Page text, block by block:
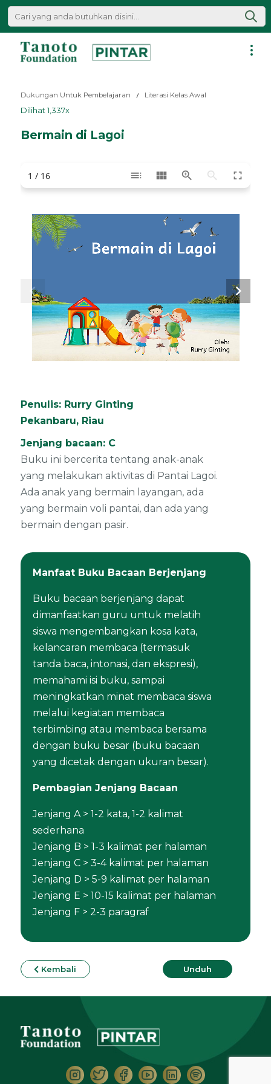
Lewati
|
Tanoto
Dukungan Untuk Pembelajaran Literasi Kelas Awal
Dilihat 1,337x
Bermain di Lagoi
Oleh:
Rurry Ginting
Bermain di Lagoi
chevron_right
chevron_left
toc view_module
1 / 16 zoom_in zoom_out fullscreen
Penulis: Rurry Ginting
Pekanbaru, Riau
Jenjang bacaan: C
Buku ini bercerita tentang anak-anak
yang melakukan aktivitas di Pantai Lagoi.
Ada anak yang bermain layangan, ada
yang bermain voli pantai, dan ada yang
bermain dengan pasir.
Manfaat Buku Bacaan Berjenjang
Buku bacaan berjenjang dapat
dimanfaatkan guru untuk melatih
siswa mengembangkan kosa kata,
kelancaran membaca (termasuk
tanda baca, intonasi, dan ekspresi),
memahami isi buku, sampai
meningkatkan minat membaca siswa
melalui kegiatan membaca
terbimbing atau membaca bersama
dengan buku besar (buku bacaan
yang dicetak dengan ukuran besar).
Pembagian Jenjang Bacaan
Jenjang A > 1-2 kata, 1-2 kalimat
sederhana
Jenjang B > 1-3 kalimat per halaman
Jenjang C > 3-4 kalimat per halaman
Jenjang D > 5-9 kalimat per halaman
Jenjang E > 10-15 kalimat per halaman
Jenjang F > 2-3 paragraf
Kembali Unduh